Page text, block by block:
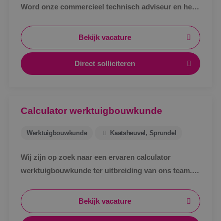
Word onze commercieel technisch adviseur en help
Bekijk vacature
Direct solliciteren
Calculator werktuigbouwkunde
Werktuigbouwkunde Kaatsheuvel, Sprundel
Wij zijn op zoek naar een ervaren calculator
werktuigbouwkunde ter uitbreiding van ons team.
uitdagende projecten van toffe opdrachtgevers.
Bekijk vacature